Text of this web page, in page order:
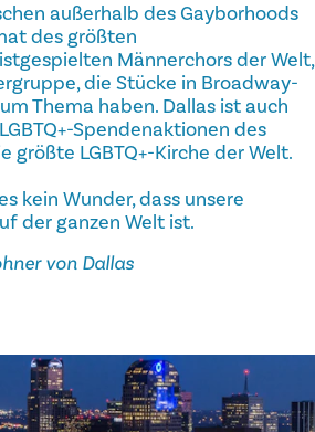
außerhalb des Gayborhoods
des größten
Männerchors der Welt,
die Stücke in Broadway-
Thema haben. Dallas ist auch
Spendenaktionen des
größte LGBTQ+-Kirche der Welt.
kein Wunder, dass unsere
der ganzen Welt ist.
von Dallas